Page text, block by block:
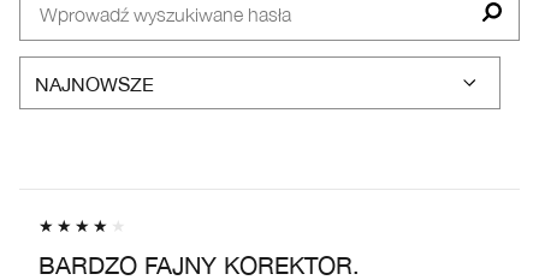
TYP
BARDZO FAJNY KOREKTOR.